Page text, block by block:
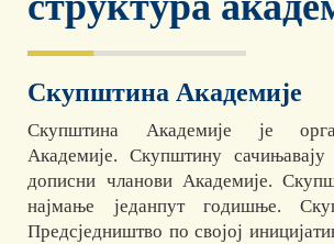
Скупштина Академије
Скупштина Академије је
Академије. Скупштину
дописни чланови Академије.
најмање једанпут годишње.
Предсједништво по својој